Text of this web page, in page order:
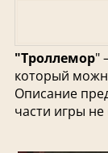
"Троллемор"
который
Описание
части игры